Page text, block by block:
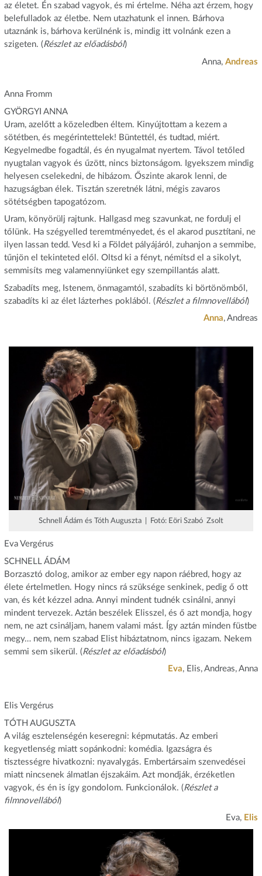
az életet. Én szabad vagyok, és mi értelme. Néha azt érzem, hogy
belefulladok az életbe. Nem utazhatunk el innen. Bárhova
utaznánk is, bárhova kerülnénk is, mindig itt volnánk ezen a
szigeten. (Részlet az előadásból)
Anna,Andreas
Anna Fromm
GYÖRGYI ANNA
Uram, azelőtt a közeledben éltem. Kinyújtottam a kezem a
sötétben, és megérintettelek! Büntettél, és tudtad, miért.
Kegyelmedbe fogadtál, és én nyugalmat nyertem. Távol tetőled
nyugtalan vagyok és űzött, nincs biztonságom. Igyekszem mindig
helyesen cselekedni, de hibázom. Őszinte akarok lenni, de
hazugságban élek. Tisztán szeretnék látni, mégis zavaros
sötétségben tapogatózom.
Uram, könyörülj rajtunk. Hallgasd meg szavunkat, ne fordulj el
tőlünk. Ha szégyelled teremtményedet, és el akarod pusztítani, ne
ilyen lassan tedd. Vesd ki a Földet pályájáról, zuhanjon a semmibe,
tűnjön el tekinteted elől. Oltsd ki a fényt, némítsd el a sikolyt,
semmisíts meg valamennyiünket egy szempillantás alatt.
Szabadíts meg, Istenem, önmagamtól, szabadíts ki börtönömből,
szabadíts ki az élet lázterhes poklából. (Részlet a filmnovellából)
Anna, Andreas
Schnell Ádám és Tóth Auguszta | Fotó: Eöri Szabó Zsolt
Eva Vergérus
SCHNELL ÁDÁM
Borzasztó dolog, amikor az ember egy napon ráébred, hogy az
élete értelmetlen. Hogy nincs rá szüksége senkinek, pedig ő ott
van, és két kézzel adna. Annyi mindent tudnék csinálni, annyi
mindent tervezek. Aztán beszélek Elisszel, és ő azt mondja, hogy
nem, ne azt csináljam, hanem valami mást. Így aztán minden füstbe
megy… nem, nem szabad Elist hibáztatnom, nincs igazam. Nekem
semmi sem sikerül. (Részlet az előadásból)
Eva, Elis, Andreas, Anna
Elis Vergérus
TÓTH AUGUSZTA
A világ esztelenségén keseregni: képmutatás. Az emberi
kegyetlenség miatt sopánkodni: komédia. Igazságra és
tisztességre hivatkozni: nyavalygás. Embertársaim szenvedései
miatt nincsenek álmatlan éjszakáim. Azt mondják, érzéketlen
vagyok, és én is így gondolom. Funkcionálok. (Részlet a
filmnovellából)
Eva, Elis